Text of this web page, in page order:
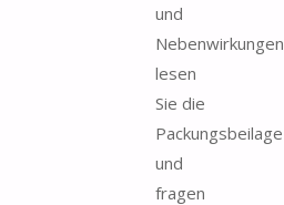
und
Nebenwirkungen
lesen
Sie die
Packungsbeilage
und
fragen